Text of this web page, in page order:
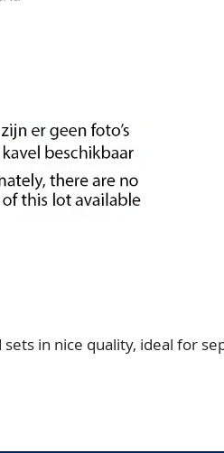
in nice quality, ideal for